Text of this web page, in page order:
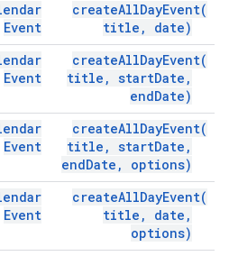
createAllDayEvent(
title , date)
Event
createAllDayEvent(
title , startDate ,
endDate)
Event
createAllDayEvent(
title , startDate ,
endDate , options)
Event
createAllDayEvent(
title , date ,
options)
Event